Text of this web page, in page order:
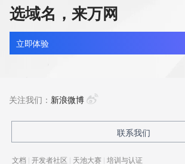
qyjovk87.top
新注册
新注册
选域名，来万网
立即体验
关注我们： 新浪微博
联系我们
文档 | 开发者社区 | 天池大赛 | 培训与认证